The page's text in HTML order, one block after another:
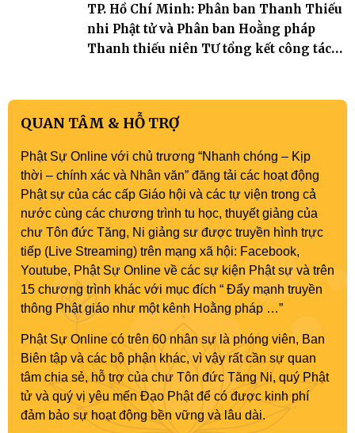
TP. Hồ Chí Minh: Phân ban Thanh Thiếu
nhi Phật tử và Phân ban Hoằng pháp
Thanh thiếu niên TƯ tổng kết công tác
QUAN TÂM & HỖ TRỢ
Phật Sự Online với chủ trương “Nhanh chóng – Kịp
thời – chính xác và Nhân văn” đăng tải các hoạt động
Phật sự của các cấp Giáo hội và các tự viện trong cả
nước cùng các chương trình tu học, thuyết giảng của
chư Tôn đức Tăng, Ni giảng sư được truyền hình trực
tiếp (Live Streaming) trên mạng xã hội: Facebook,
Youtube, Phật Sự Online về các sự kiện Phật sự và trên
15 chương trình khác với mục đích “ Đẩy mạnh truyền
thông Phật giáo như một kênh Hoằng pháp …”
Phật Sự Online có trên 60 nhân sự là phóng viên, Ban
Biên tập và các bộ phận khác, vì vậy rất cần sự quan
tâm chia sẻ, hỗ trợ của chư Tôn đức Tăng Ni, quý Phật
tử và quý vị yêu mến Đạo Phật để có được kinh phí
đảm bảo sự hoạt động bền vững và lâu dài.